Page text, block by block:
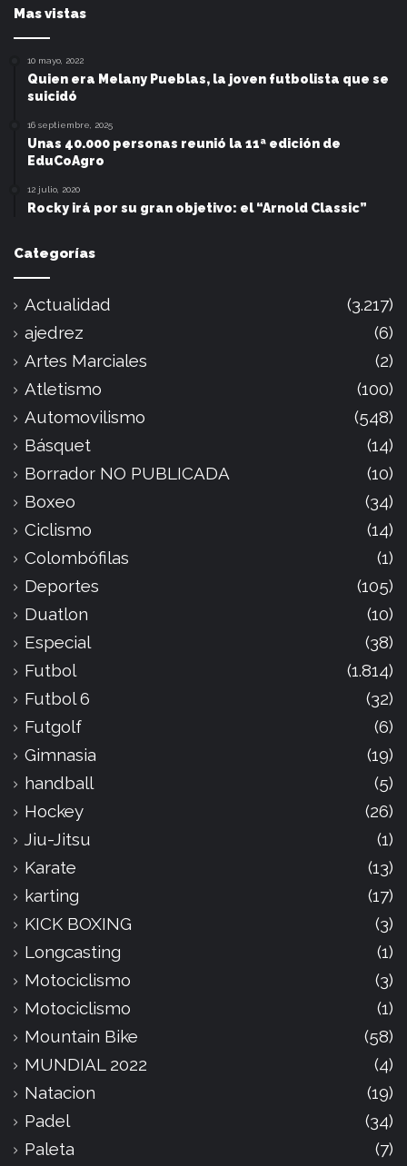
Mas vistas
10 mayo, 2022
Quien era Melany Pueblas, la joven futbolista que se
suicidó
16 septiembre, 2025
Unas 40.000 personas reunió la 11ª edición de
EduCoAgro
12 julio, 2020
Rocky irá por su gran objetivo: el “Arnold Classic”
Categorías
Actualidad
(3.217)
ajedrez
(6)
Artes Marciales
(2)
Atletismo
(100)
Automovilismo
(548)
Básquet
(14)
Borrador NO PUBLICADA
(10)
Boxeo
(34)
Ciclismo
(14)
Colombófilas
(1)
Deportes
(105)
Duatlon
(10)
Especial
(38)
Futbol
(1.814)
Futbol 6
(32)
Futgolf
(6)
Gimnasia
(19)
handball
(5)
Hockey
(26)
Jiu-Jitsu
(1)
Karate
(13)
karting
(17)
KICK BOXING
(3)
Longcasting
(1)
Motociclismo
(3)
Motociclismo
(1)
Mountain Bike
(58)
MUNDIAL 2022
(4)
Natacion
(19)
Padel
(34)
Paleta
(7)